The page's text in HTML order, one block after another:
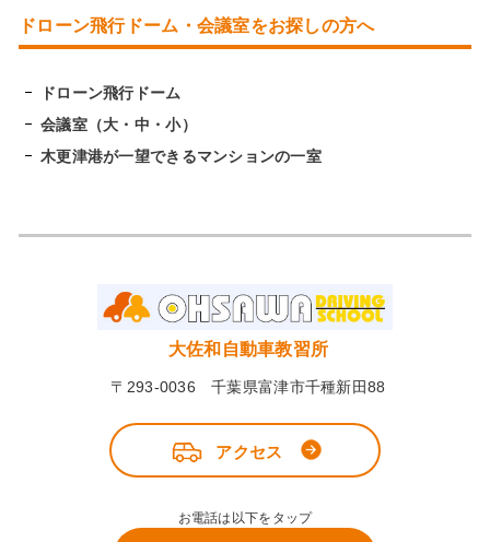
ドローン飛行ドーム・会議室をお探しの方へ
ドローン飛行ドーム
会議室（大・中・小）
木更津港が一望できるマンションの一室
大佐和自動車教習所
〒293-0036 千葉県富津市千種新田88
アクセス
お電話は以下をタップ